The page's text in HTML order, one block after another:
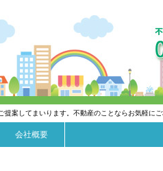
案してまいります。不動産のことならお気軽に
会社概要